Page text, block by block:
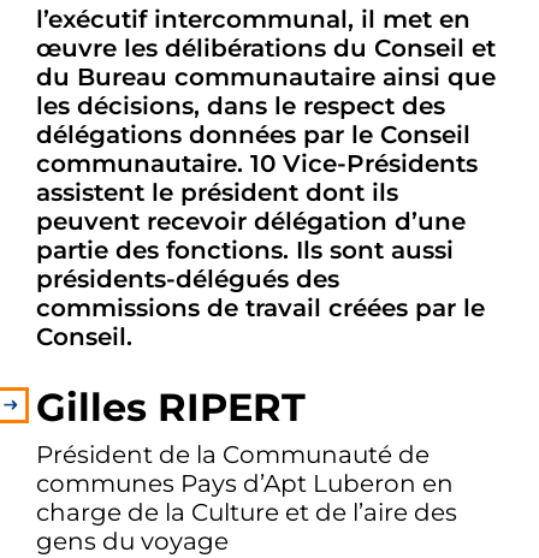
l’exécutif intercommunal, il met en
œuvre les délibérations du Conseil et
du Bureau communautaire ainsi que
les décisions, dans le respect des
délégations données par le Conseil
communautaire. 10 Vice-Présidents
assistent le président dont ils
peuvent recevoir délégation d’une
partie des fonctions. Ils sont aussi
présidents-délégués des
commissions de travail créées par le
Conseil.
Gilles RIPERT
Président de la Communauté de
communes Pays d’Apt Luberon en
charge de la Culture et de l’aire des
gens du voyage